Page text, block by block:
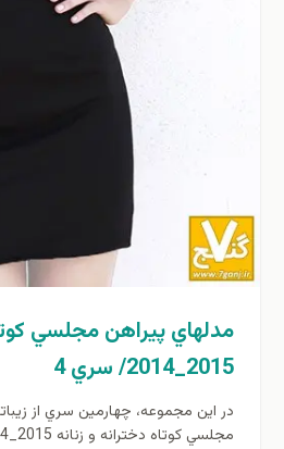
مدلهاي پيراهن مجلسي
2015_2014/ سري 4
در این مجموعه، چهارمين سري از
مجلسي كوتاه دخترانه و زنانه 2015_2014 را برای...